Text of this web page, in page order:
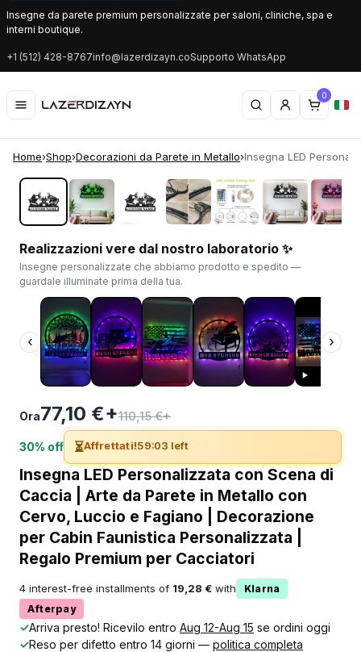
Insegne da parete premium personalizzate per saloni, cliniche, spa e
interni boutique.
+1 (512) 428-8767info@lazerdizayn.coSupporto WhatsApp
0
Home›Shop›Decorazioni da Parete in Metallo›Insegna LED
‹ ›
Realizzazioni vere dal nostro laboratorio ✨
Insegne personalizzate che abbiamo prodotto e spedito —
guardale illuminate prima della tua.
‹ ›
Ora77,10 €+110,15 €+
30% off ⏳Affrettati!59:03 left
Insegna LED Personalizzata con Scena di
Caccia | Arte da Parete in Metallo con
Cervo, Luccio e Fagiano | Decorazione
per Cabin Faunistica Personalizzata |
Regalo Premium per Cacciatori
4 interest-free installments of 19,28 € with
Klarna
Afterpay
✓Arriva presto! Ricevilo entro Aug 12-Aug 15 se ordini oggi
✓Reso per difetto entro 14 giorni — politica completa